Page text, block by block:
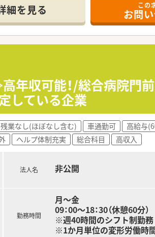
績）』
（自宅から通勤可能な範囲）
展開もご用意！
しており、今後のキャリアやどう働き
いて働く方向か、大型店舗など様々な
度でバックアップしています。
おり、約10年をかけてサポートしていま
、『興味のあることを学ぶ』を尊重し
やelearningも取り入れているため、安
に処方箋を応需しています。1日あたり
各種システムも完備、じっくりと業務に
細を見る この
お問
年収可能！/総合病院門
している企業
残業なし(ほぼなし含む) 車通勤可 高給与
ヘルプ体制充実 総合科目 高収入
法人名 非公開
勤務時間
月～金
09：00〜18：30（休憩60分）
※週40時間のシフト制勤務
※1か月単位の変形労働時